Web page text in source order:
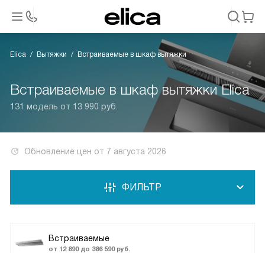
Elica Вытяжки Встраиваемые в шкаф вытяжки
Встраиваемые в шкаф вытяжки Elica
131 модель от 13 990 руб.
Обновление цен от 7 августа 2026
Встраиваемые
от 12 890 до 386 590 руб.
ФИЛЬТР